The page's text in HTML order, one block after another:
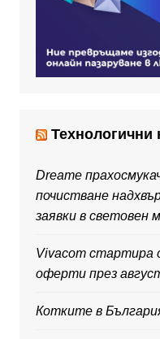
Технологични
Dreame
почистване
заявки в световен
Vivacom стартира
оферти през
Котките в